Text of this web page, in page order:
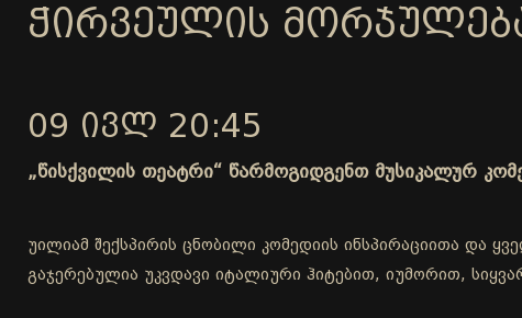
ᲭᲘᲠᲕᲔᲣᲚᲘᲡ ᲛᲝᲠᲯᲣᲚᲔᲑᲐ
09 ᲘᲕᲚ 20:45
„წისქვილის თეატრი“ წარმოგიდგენთ მუსიკალურ
უილიამ შექსპირის ცნობილი კომედიის ინსპირაციითა და
გაჯერებულია უკვდავი იტალიური ჰიტებით, იუმორით,